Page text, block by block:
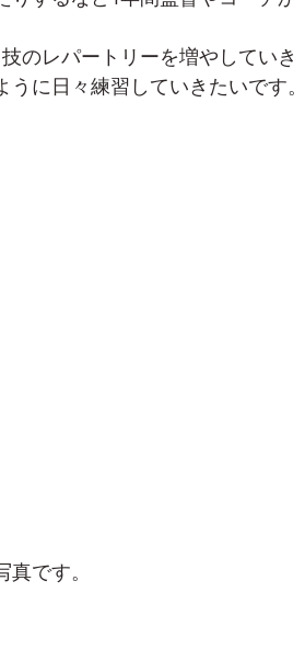
のレパートリーを増やしていき
に日々練習していきたいです。
です。